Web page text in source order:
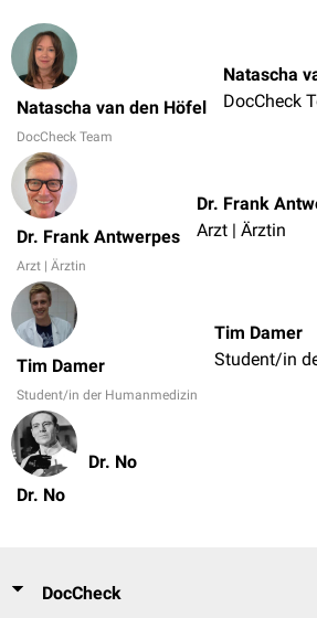
Natascha van den Höfel
DocCheck Team
DocCheck
Dr. Frank Antwerpes
Arzt | Ärztin
Dr. Frank
Arzt | Ärztin
Tim Damer
Student/in der Humanmedizin
Tim Damer
Dr. No
Dr. No
DocCheck